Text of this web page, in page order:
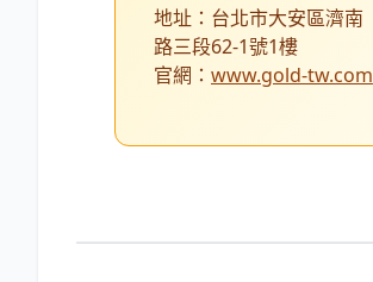
地址：台北市大安區濟南
路三段62-1號1樓
官網： www.gold-tw.com